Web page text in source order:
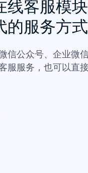
线客服模
的服务方式
信公众号、企业微
服服务，也可以直